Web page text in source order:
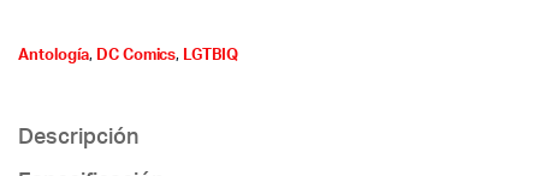
Antología, DC Comics, LGTBIQ
Descripción